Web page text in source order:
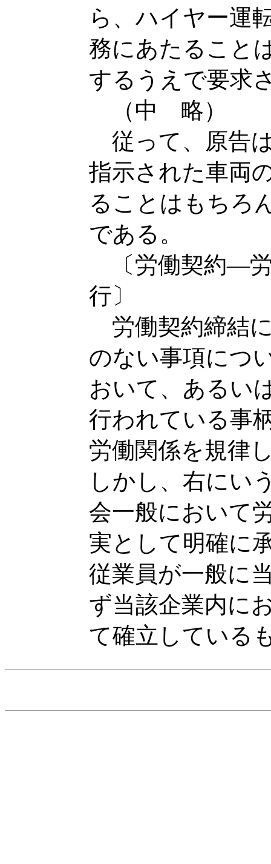
ら、ハイヤー運
務にあたること
するうえで要求
（中 略）
従って、原告
指示された車両
ることはもちろ
である。
〔労働契約―
行〕
労働契約締結
のない事項につ
おいて、あるい
行われている事
労働関係を規律
しかし、右にい
会一般において
実として明確に
従業員が一般に
ず当該企業内に
て確立している